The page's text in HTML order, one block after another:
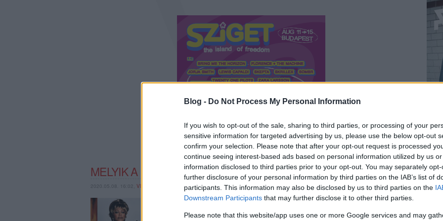
Blog - Do Not Process My Personal Information
If you wish to opt-out of the sale, sharing to third parties, or processing of your
sensitive information for targeted advertising by us, please use the below opt-out
confirm your selection. Please note that after your opt-out request is processed
continue seeing interest-based ads based on personal information utilized by us
information disclosed to third parties prior to your opt-out. You may separately
further disclosure of your personal information by third parties on the IAB’s list of
participants. This information may also be disclosed by us to third parties on the
Downstream Participants that may further disclose it to other third parties.
Please note that this website/app uses one or more Google services and may
MELYIK A LEGJOBB JAMES BOND-FŐCÍMDAL?
2020.05.08. 16:02, VFERI
Billie Eilish a Nincs idő meghalni (No Time To Die) című, 25. James Bond-filmhez